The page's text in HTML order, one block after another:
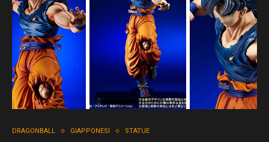
DRAGONBALL GIAPPONESI STATUE